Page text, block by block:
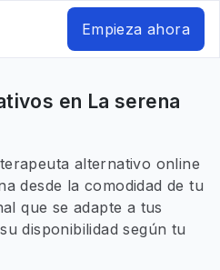
Empieza ahora
en La serena
alternativo online
desde la comodidad de tu
que se adapte a tus
disponibilidad según tu